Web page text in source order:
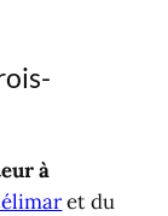
à
et du